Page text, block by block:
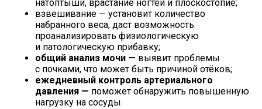
натоптыши, врастание ногтей и плоскостопие;
взвешивание — установит количество
набранного веса, даст возможность
проанализировать физиологическую
и патологическую прибавку;
общий анализ мочи — выявит проблемы
с почками, что может быть причиной отёков;
ежедневный контроль артериального
давления — поможет обнаружить повышенную
нагрузку на сосуды.